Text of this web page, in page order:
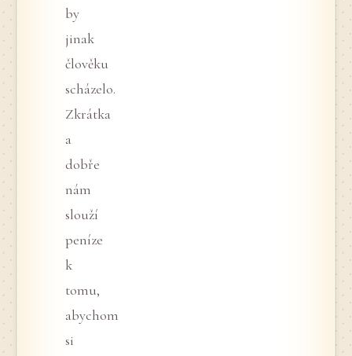
by
jinak
člověku
scházelo.
Zkrátka
a
dobře
nám
slouží
peníze
k
tomu,
abychom
si